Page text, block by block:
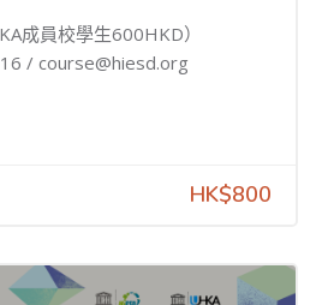
成員校學生600HKD）
/ course@hiesd.org
HK$800